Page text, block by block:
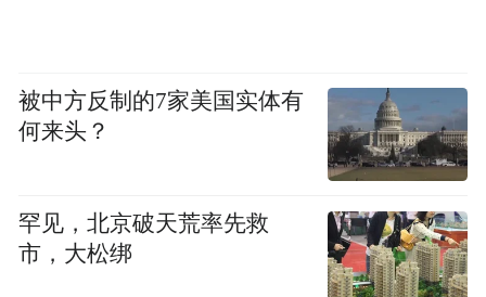
金；
6.购买货物或服务时虚报高价并将差价据为
7.董事、监事、经理利用职务之便侵占公司
被中方反制的7家美国实体有
何来头？
罕见，北京破天荒率先救
市，大松绑